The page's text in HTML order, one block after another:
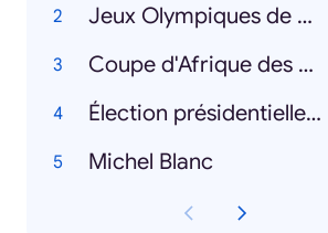
Jeux Olympiques de Paris 2024
Coupe d'Afrique des Nations 2024
Élection présidentielle américaine 2024
Michel Blanc